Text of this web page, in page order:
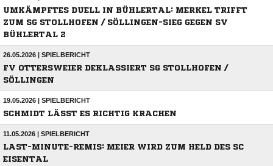
UMKÄMPFTES DUELL IN BÜHLERTAL: MERKEL TRIFFT
ZUM SG STOLLHOFEN / SÖLLINGEN-SIEG GEGEN SV
BÜHLERTAL 2
26.05.2026 | SPIELBERICHT
FV OTTERSWEIER DEKLASSIERT SG STOLLHOFEN /
SÖLLINGEN
19.05.2026 | SPIELBERICHT
SCHMIDT LÄSST ES RICHTIG KRACHEN
11.05.2026 | SPIELBERICHT
LAST-MINUTE-REMIS: MEIER WIRD ZUM HELD DES SC
EISENTAL